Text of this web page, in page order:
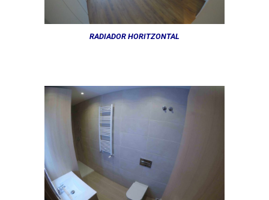
RADIADOR HORITZONTAL